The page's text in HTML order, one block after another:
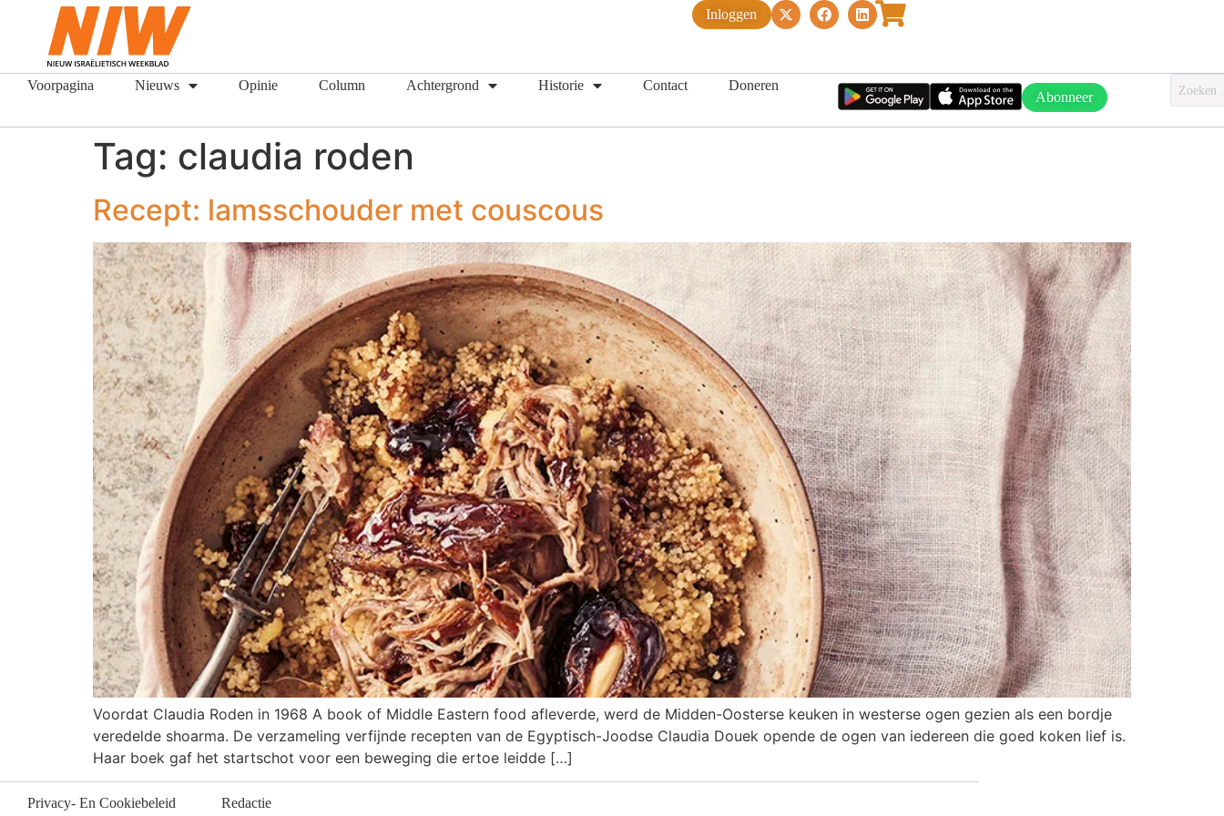
Inloggen
Voorpagina Nieuws Opinie Column Achtergrond Historie Contact Doneren
Abonneer
Tag: claudia roden
Recept: lamsschouder met couscous
Voordat Claudia Roden in 1968 A book of Middle Eastern food afleverde, werd de Midden-Oosterse keuken in westerse ogen gezien als een bordje
veredelde shoarma. De verzameling verfijnde recepten van de Egyptisch-Joodse Claudia Douek opende de ogen van iedereen die goed koken lief is.
Haar boek gaf het startschot voor een beweging die ertoe leidde […]
Privacy- En Cookiebeleid Redactie